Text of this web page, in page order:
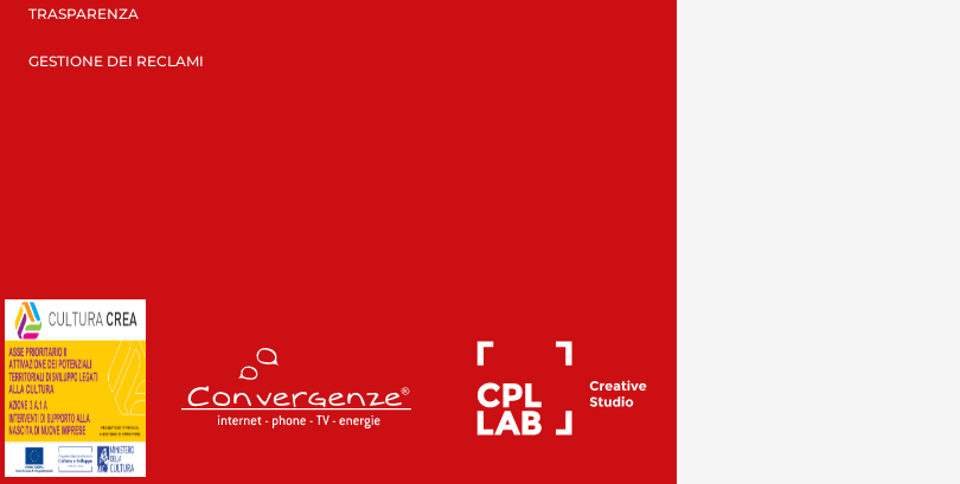
TRASPARENZA
GESTIONE DEI RECLAMI